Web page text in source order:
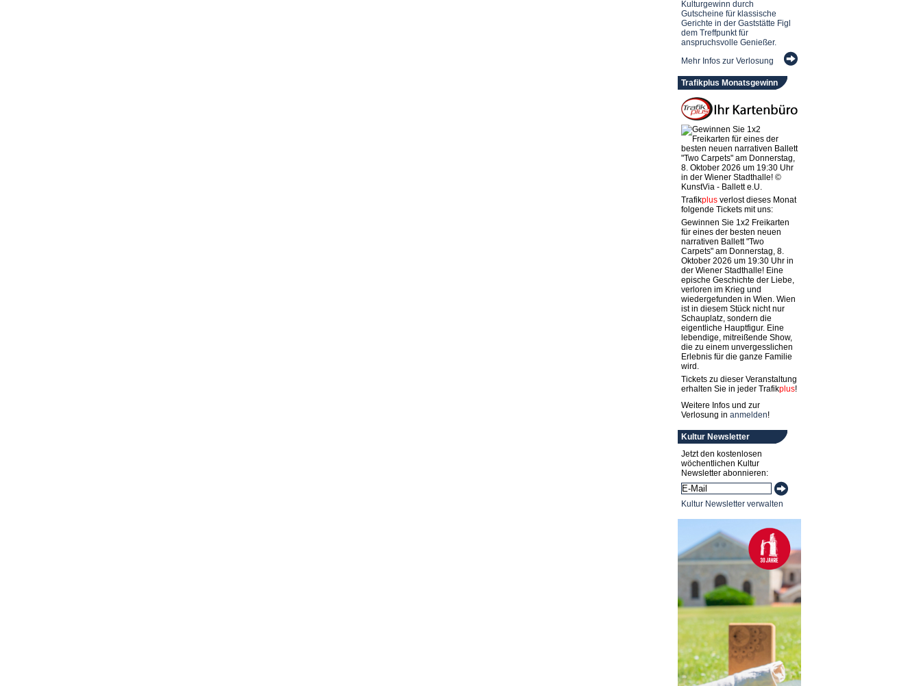
Kulturgewinn durch
Gutscheine für klassische
Gerichte in der Gaststätte Figl
dem Treffpunkt für
anspruchsvolle Genießer.
Mehr Infos zur Verlosung
Trafikplus Monatsgewinn
Trafikplusverlost dieses Monat
folgende Tickets mit uns:
Gewinnen Sie 1x2 Freikarten
für eines der besten neuen
narrativen Ballett "Two
Carpets" am Donnerstag, 8.
Oktober 2026 um 19:30 Uhr in
der Wiener Stadthalle! Eine
epische Geschichte der Liebe,
verloren im Krieg und
wiedergefunden in Wien. Wien
ist in diesem Stück nicht nur
Schauplatz, sondern die
eigentliche Hauptfigur. Eine
lebendige, mitreißende Show,
die zu einem unvergesslichen
Erlebnis für die ganze Familie
wird.
Tickets zu dieser Veranstaltung
erhalten Sie in jeder Trafikplus!
Weitere Infos und zur
Verlosung in anmelden!
Kultur Newsletter
Jetzt den kostenlosen
wöchentlichen Kultur
Newsletter abonnieren:
Kultur Newsletter verwalten